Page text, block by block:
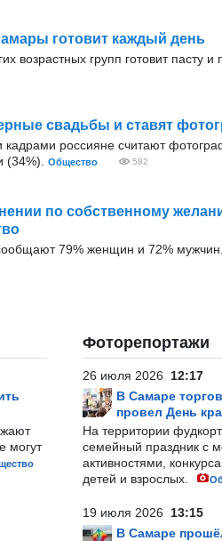
готовит каждый день
возрастных групп готовит пасту и
свадьбы и ставят
россияне считают
(34%).
Общество 582
по собственному
79% женщин и 72% мужчин.
могут
Фоторепортажи
26 июля 2026 12:17
В Самаре
провел День
На территории
семейный праздник с
активностями,
детей и взрослых.
19 июля 2026 13:15
В Самаре